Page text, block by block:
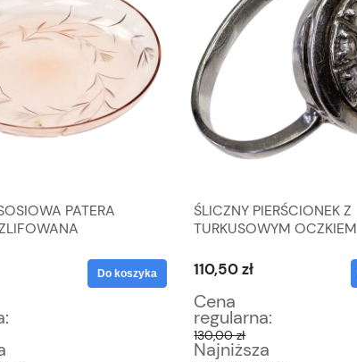
PATERA
Do koszyka
ŚLICZNY PIERŚCIONEK Z
TURKUSOWYM
3,9 G R. 14,5
110,50 zł
Cena
regularna:
130,00 zł
Najniższa